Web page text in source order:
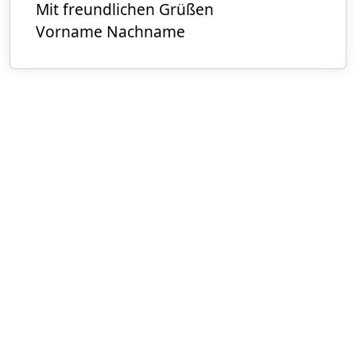
Mit freundlichen Grüßen
Vorname Nachname